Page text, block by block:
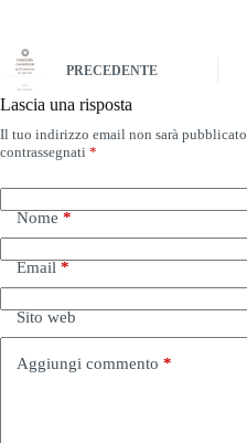
PRECEDENTE
Lascia una risposta
Il tuo indirizzo email non sarà pubblicato.
contrassegnati *
Nome *
Email *
Sito web
Aggiungi commento *